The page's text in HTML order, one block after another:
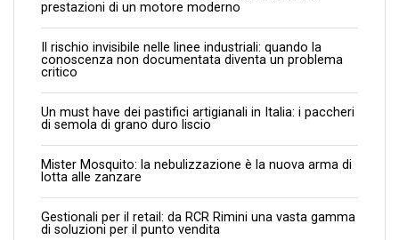
prestazioni di un motore moderno
Il rischio invisibile nelle linee industriali: quando la
conoscenza non documentata diventa un problema
critico
Un must have dei pastifici artigianali in Italia: i paccheri
di semola di grano duro liscio
Mister Mosquito: la nebulizzazione è la nuova arma di
lotta alle zanzare
Gestionali per il retail: da RCR Rimini una vasta gamma
di soluzioni per il punto vendita